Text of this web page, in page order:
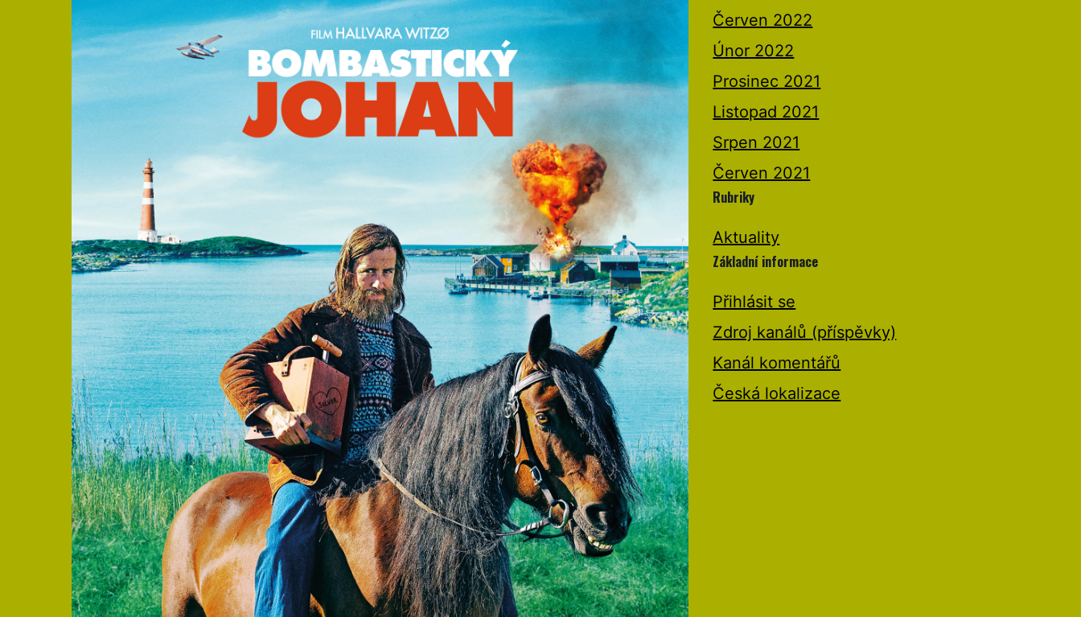
Červen 2022
Únor 2022
Prosinec 2021
Listopad 2021
Srpen 2021
Červen 2021
Rubriky
Aktuality
Základní informace
Přihlásit se
Zdroj kanálů (příspěvky)
Kanál komentářů
Česká lokalizace